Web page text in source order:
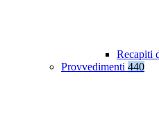
Recapiti
Provvedimenti 440